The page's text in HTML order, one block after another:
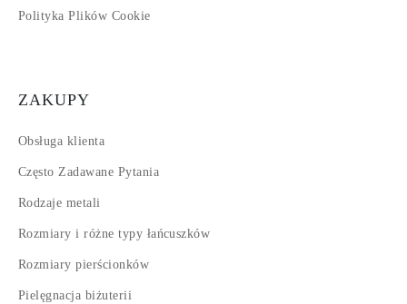
Polityka Plików Cookie
ZAKUPY
Obsługa klienta
Często Zadawane Pytania
Rodzaje metali
Rozmiary i różne typy łańcuszków
Rozmiary pierścionków
Pielęgnacja biżuterii